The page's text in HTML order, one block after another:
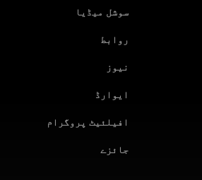
سوشل میڈیا
روابط
نیوز
ایوارڈ
افیلئیٹ پروگرام
جائزے